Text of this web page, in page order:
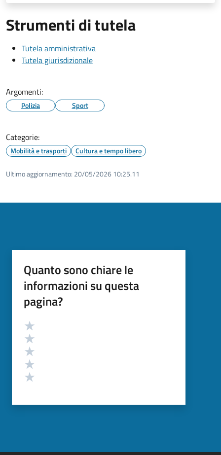
Strumenti di tutela
Tutela amministrativa
Tutela giurisdizionale
Argomenti:
Polizia Sport
Categorie:
Mobilità e trasporti Cultura e tempo libero
Ultimo aggiornamento: 20/05/2026 10:25.11
Quanto sono chiare le
informazioni su questa
pagina?
Valutazione